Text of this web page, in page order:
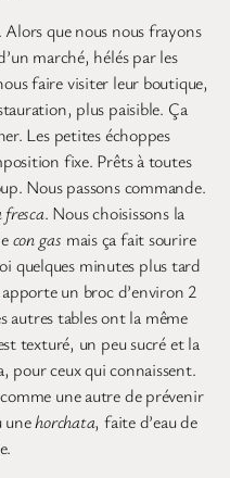
que nous nous frayons
marché, hélés par les
faire visiter leur boutique,
plus paisible. Ça
Les petites échoppes
fixe. Prêts à toutes
Nous passons commande.
. Nous choisissons la
con gas mais ça fait sourire
quelques minutes plus tard
un broc d’environ 2
autres tables ont la même
texturé, un peu sucré et la
pour ceux qui connaissent.
une autre de prévenir
unehorchata, faite d’eau de